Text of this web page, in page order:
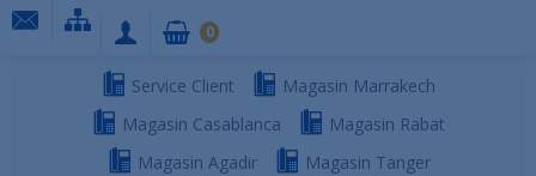
Service Client
Magasin Marrakech
Magasin Casablanca
Magasin Rabat
Magasin Agadir
Magasin Tanger
0